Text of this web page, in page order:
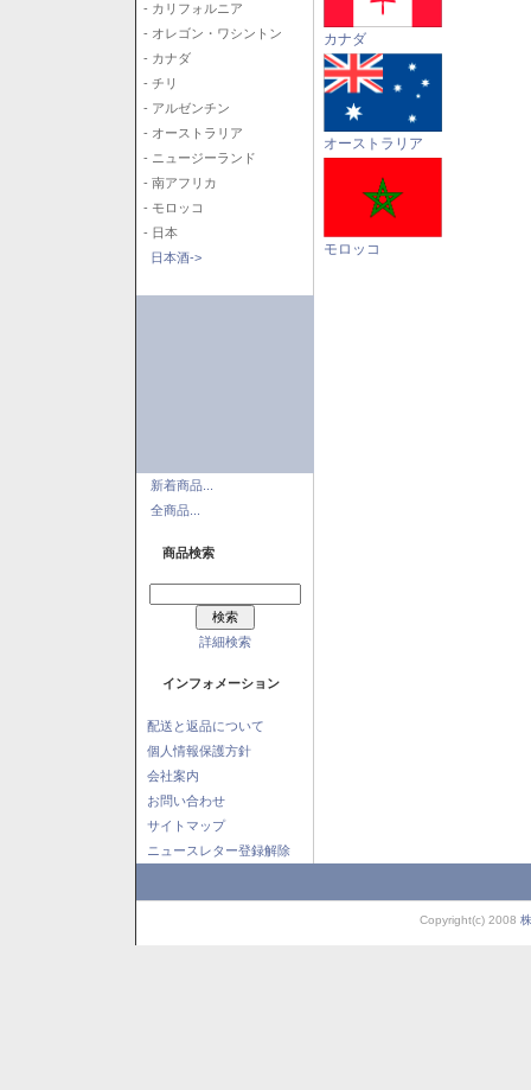
- カリフォルニア
- オレゴン・ワシントン
- カナダ
- チリ
- アルゼンチン
- オーストラリア
- ニュージーランド
- 南アフリカ
- モロッコ
- 日本
日本酒->
新着商品...
全商品...
商品検索
詳細検索
インフォメーション
配送と返品について
個人情報保護方針
会社案内
お問い合わせ
サイトマップ
ニュースレター登録解除
カナダ
オーストラリア
モロッコ
Copyright(c) 2008